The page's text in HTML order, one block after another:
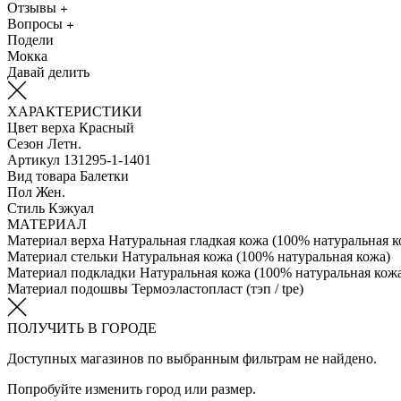
Отзывы
Вопросы
Подели
Мокка
Давай делить
ХАРАКТЕРИСТИКИ
Цвет верха Красный
Сезон Летн.
Артикул 131295-1-1401
Вид товара Балетки
Пол Жен.
Стиль Кэжуал
МАТЕРИАЛ
Материал верха Натуральная гладкая кожа (100% натуральная
Материал стельки Натуральная кожа (100% натуральная кожа)
Материал подкладки Натуральная кожа (100% натуральная
Материал подошвы Термоэластопласт (тэп / tpe)
ПОЛУЧИТЬ В ГОРОДЕ
Доступных магазинов по выбранным фильтрам не найдено.
Попробуйте изменить город или размер.